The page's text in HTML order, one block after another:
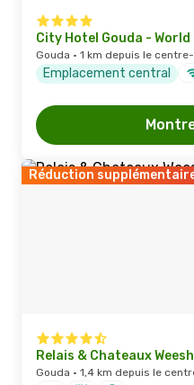
City Hotel Gouda -
Gouda · 1 km depuis le
Emplacement central
Réduction
Relais & Chateaux
Gouda · 1,4 km depuis le